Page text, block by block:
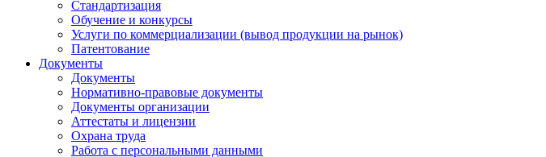
Стандартизация
Обучение и конкурсы
Услуги по коммерциализации (вывод продукции на рынок)
Патентование
Документы
Документы
Нормативно-правовые документы
Документы организации
Аттестаты и лицензии
Охрана труда
Работа с персональными данными